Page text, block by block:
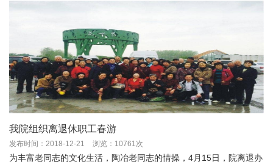
我院组织离退休职工春游
发布时间：2018-12-21 浏览：10761次
为丰富老同志的文化生活，陶冶老同志的情操，4月15日，院离退办